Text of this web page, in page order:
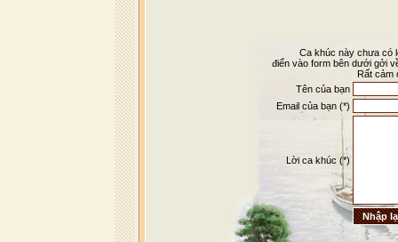
Ca khúc này chưa có
điển vào form bên dưới gởi
Rất cảm
Tên của bạn
Email của bạn (*)
Lời ca khúc (*)